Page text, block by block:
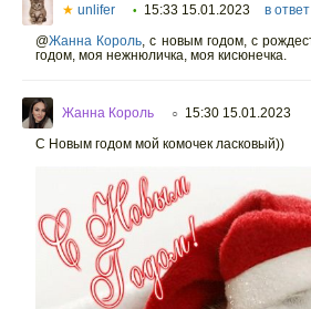
★ unlifer • 15:33 15.01.2023
в
@Жанна Король, с новым годом, с
годом, моя нежнюличка, моя кисюнечка.
Жанна Король ○ 15:30 15.01.2023
С Новым годом мой комочек ласковый))